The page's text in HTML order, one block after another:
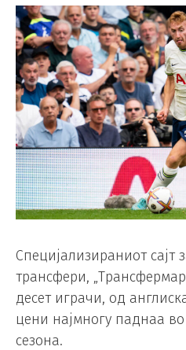
Специјализираниот сајт
трансфери,
десет играчи, од
цени најмногу паднаа
сезона.